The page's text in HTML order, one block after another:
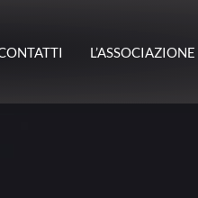
L’ASSOCIAZIONE